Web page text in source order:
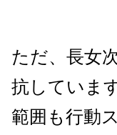
ただ、長女
抗していま
範囲も行動